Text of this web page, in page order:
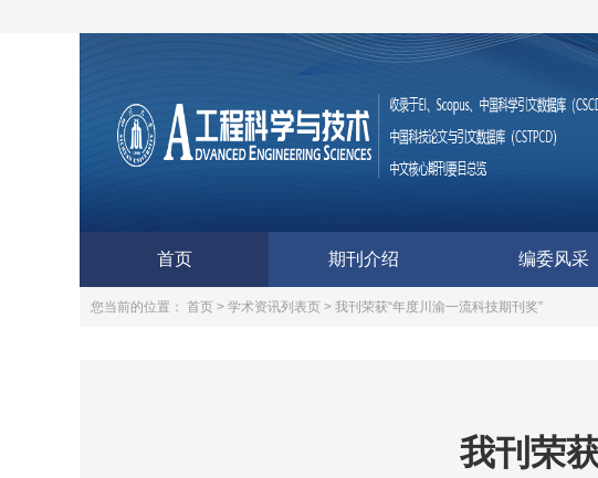
首页 期刊介绍 编委风采
您当前的位置： 首页 > 学术资讯列表页 > 我刊荣获“年度川渝一流科技期刊奖”
我刊荣